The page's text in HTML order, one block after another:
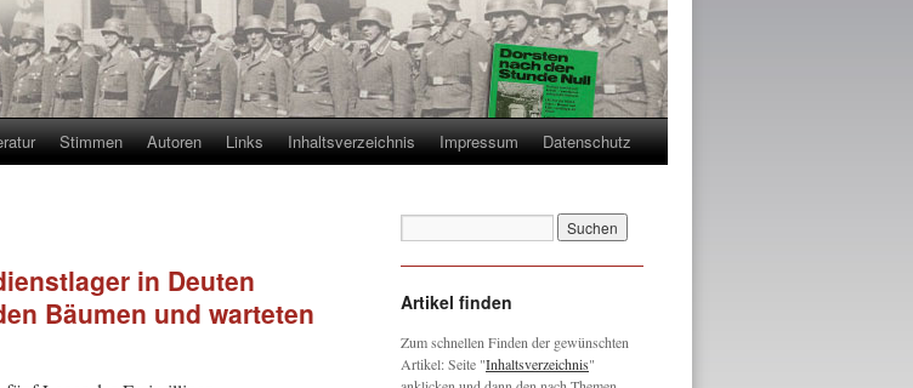
Stimmen Autoren Links Inhaltsverzeichnis Impressum Datenschutz
in Deuten
Bäumen und warteten
Artikel finden
Zum schnellen Finden der gewünschten
Artikel: Seite "Inhaltsverzeichnis"